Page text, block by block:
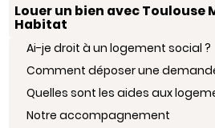
Louer un bien avec Toulouse
Habitat
Ai-je droit à un logement social ?
Comment déposer une
Quelles sont les aides aux
Notre accompagnement